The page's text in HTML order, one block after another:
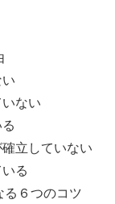
ない
立していない
る
る６つのコツ